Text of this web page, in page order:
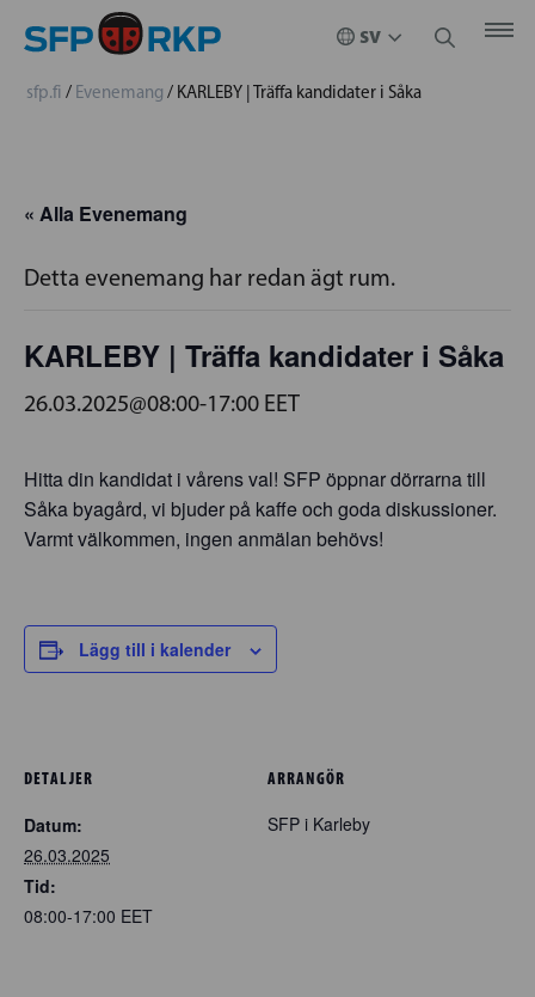
sfp.fi / Evenemang / KARLEBY | Träffa kandidater i Såka
« Alla Evenemang
Detta evenemang har redan ägt rum.
KARLEBY | Träffa kandidater i Såka
26.03.2025@08:00-17:00 EET
Hitta din kandidat i vårens val! SFP öppnar dörrarna till
Såka byagård, vi bjuder på kaffe och goda diskussioner.
Varmt välkommen, ingen anmälan behövs!
Lägg till i kalender
DETALJER
Datum:
26.03.2025
Tid:
08:00-17:00 EET
ARRANGÖR
SFP i Karleby